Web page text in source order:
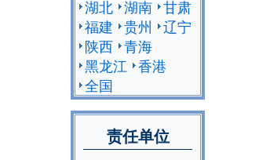
湖北 湖南 甘肃
福建 贵州
辽宁
陕西 青海
黑龙江 香港
全国
责任单位